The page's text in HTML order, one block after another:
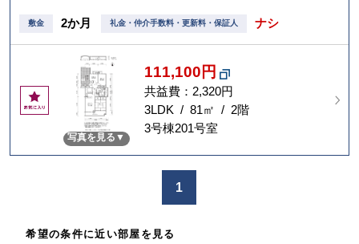
敷金 2か月 礼金・仲介手数料・更新料・保証人 ナシ
お
気
り
写真を見る
111,100円
共益費：2,320円
3LDK / 81㎡ / 2階
3号棟201号室
1
希望の条件に近い部屋を見る